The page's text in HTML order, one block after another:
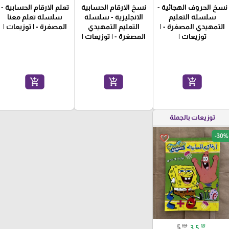
نسخ الحروف الهجائية -
سلسلة التعليم
التمهيدي المصغرة - |
توزيعات |
add_shopping_cart
نسخ الارقام الحسابية
الانجليزية - سلسلة
التعليم التمهيدي
المصغرة - | توزيعات |
add_shopping_cart
تعلم الارقام الحسابية -
سلسلة تعلم معنا
المصغرة - | توزيعات |
add_shopping_cart
توزيعات بالجملة
favorite_border -30%
₪ ₪